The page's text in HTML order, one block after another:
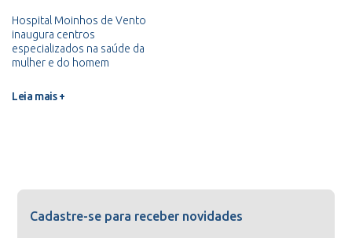
Hospital Moinhos de Vento
inaugura centros
especializados na saúde da
mulher e do homem
Leia mais +
Cadastre-se para receber novidades